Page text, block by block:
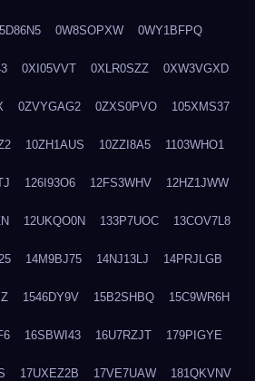
0W8SOPXW 0WY1BFPQ
0XI05VVT 0XLR0SZZ 0XW3VGXD
0ZVYGAG2 0ZXS0PVO 105XMS37
10ZH1AUS 10ZZI8A5 1103WHO1
126I93O6 12FS3WHV 12HZ1JWW
12UKQO0N 133P7UOC 13COV7L8
14M9BJ75 14NJ13LJ 14PRJLGB
1546DY9V 15B2SHBQ 15C9WR6H
16SBWI43 16U7RZJT 179PIGYE
17UXEZ2B 17VE7UAW 181QKVNV